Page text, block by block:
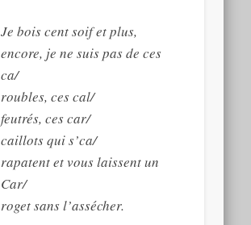
Je bois cent soif et plus,
encore, je ne suis pas de ces
ca/
roubles, ces cal/
feutrés, ces car/
caillots qui s’ca/
rapatent et vous laissent un
Car/
roget sans l’assécher.